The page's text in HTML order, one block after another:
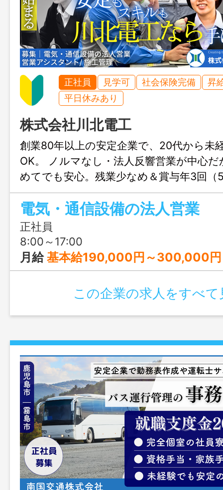
正社員 見学可 社会保険完備
昇
平日休みあり
株式会社川北電工
創業80年以上の安定企業で、20代から未
OK。 ノルマなし・法人反響営業が中心
めてでも安心。残業少なめ＆賞与年3回（
で、安心して長く働ける環境です！働き
取得し、「営業＋資格」という強みを身
電気・通信設備の法人営業
正社員
8:00～17:00
月給基本給190,000円～300,000円 ※大卒は211,000円～ ※経験、能
この企業の求人をすべて